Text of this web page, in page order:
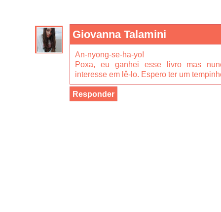
Giovanna Talamini
An-nyong-se-ha-yo!
Poxa, eu ganhei esse livro mas
interesse em lê-lo. Espero ter um
Responder